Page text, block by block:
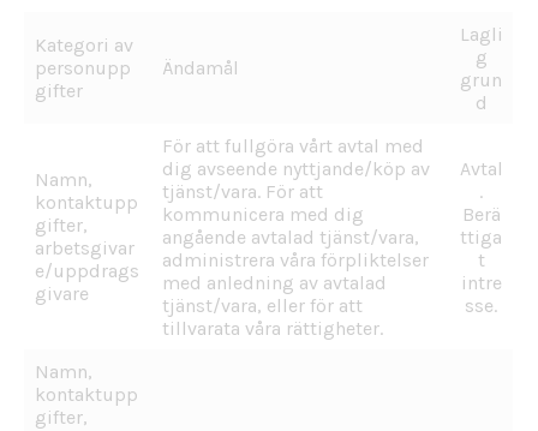
Kategori av
personupp
gifter
Ändamål
Lagli
g
grun
d
Namn,
kontaktupp
gifter,
arbetsgivar
e/uppdrags
givare
För att fullgöra vårt avtal med
dig avseende nyttjande/köp av
tjänst/vara. För att
kommunicera med dig
angående avtalad tjänst/vara,
administrera våra förpliktelser
med anledning av avtalad
tjänst/vara, eller för att
tillvarata våra rättigheter.
Avtal
.
Berä
ttiga
t
intre
sse.
Namn,
kontaktupp
gifter,